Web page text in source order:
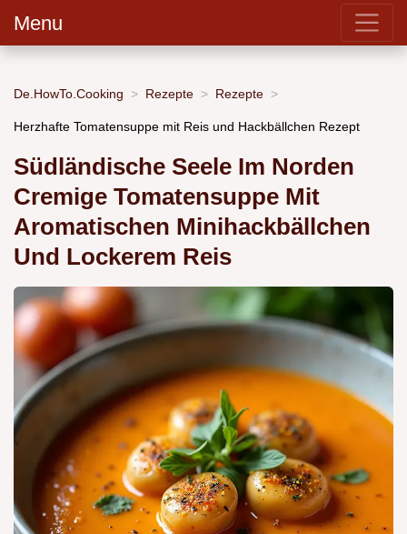
Menu
De.HowTo.Cooking Rezepte Rezepte
Herzhafte Tomatensuppe mit Reis und Hackbällchen Rezept
Südländische Seele Im Norden
Cremige Tomatensuppe Mit
Aromatischen Minihackbällchen
Und Lockerem Reis